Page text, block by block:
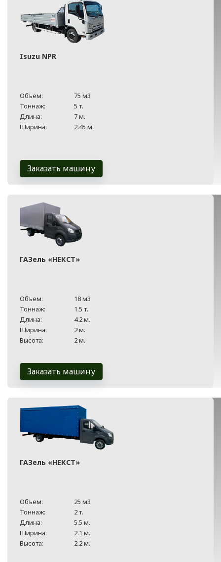
Isuzu NPR
Объем:
75 м3
Тоннаж:
5 т.
Длина:
7 м.
Ширина:
2.45 м.
Заказать машину
ГАЗель «НЕКСТ»
Объем:
18 м3
Тоннаж:
1.5 т.
Длина:
4.2 м.
Ширина:
2 м.
Высота:
2 м.
Заказать машину
ГАЗель «НЕКСТ»
Объем:
25 м3
Тоннаж:
2 т.
Длина:
5.5 м.
Ширина:
2.1 м.
Высота:
2.2 м.